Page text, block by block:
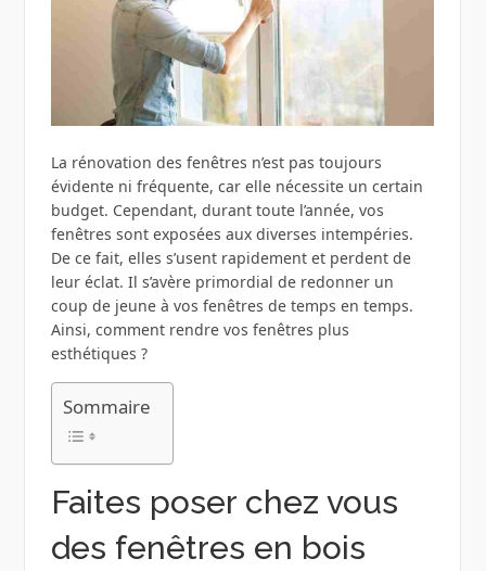
La rénovation des fenêtres n’est pas toujours
évidente ni fréquente, car elle nécessite un certain
budget. Cependant, durant toute l’année, vos
fenêtres sont exposées aux diverses intempéries.
De ce fait, elles s’usent rapidement et perdent de
leur éclat. Il s’avère primordial de redonner un
coup de jeune à vos fenêtres de temps en temps.
Ainsi, comment rendre vos fenêtres plus
esthétiques ?
Sommaire
Faites poser chez vous
des fenêtres en bois